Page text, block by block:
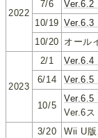
2022
7/6 Ver.6.2
10/19 Ver.6.3
10/20 オール
2023
2/1 Ver.6.4
6/14
Ver.6.5
10/5
Ver.6.5
Ver.6ス
3/20 Wii U版